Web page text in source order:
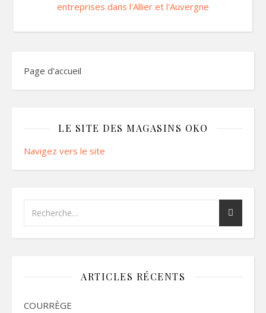
entreprises dans l'Allier et l'Auvergne
Page d'accueil
LE SITE DES MAGASINS OKO
Navigez vers le site
ARTICLES RÉCENTS
COURRÈGE